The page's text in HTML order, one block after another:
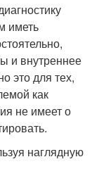
иметь
и внутреннее
это для тех,
как
не имеет о
наглядную